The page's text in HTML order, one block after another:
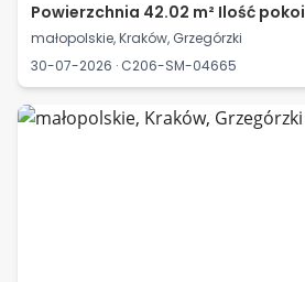
Powierzchnia 42.02 m² Ilość
małopolskie, Kraków, Grzegórzki
30-07-2026 · C206-SM-04665